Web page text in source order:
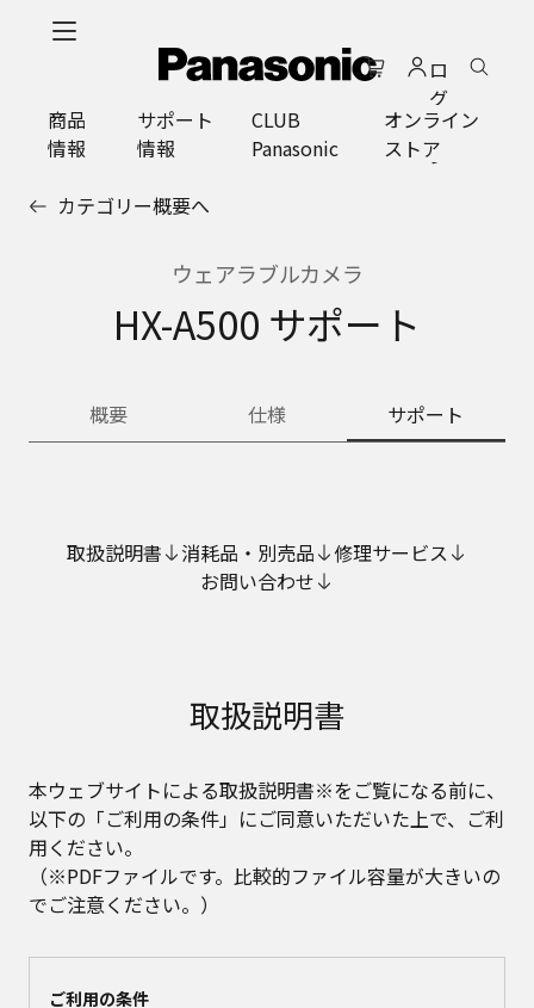
ロ
グ
イ
ン
商品
情報
サポート
情報
CLUB
Panasonic
オンライン
ストア
カテゴリー概要へ
ウェアラブルカメラ
HX-A500 サポート
概要 仕様 サポート
取扱説明書 消耗品・別売品
修理サービス
お問い合わせ
取扱説明書
本ウェブサイトによる取扱説明書※をご覧になる前に、
以下の「ご利用の条件」にご同意いただいた上で、ご利
用ください。
（※PDFファイルです。比較的ファイル容量が大きいの
でご注意ください。）
ご利用の条件